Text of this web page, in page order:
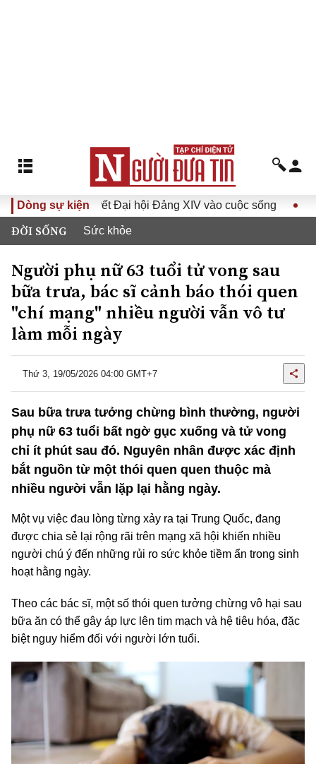
Dòng sự kiện
Nghị quyết Đại hội Đảng XIV vào cuộc sống Hướng
ĐỜI SỐNG Sức khỏe
Người phụ nữ 63 tuổi tử vong sau
bữa trưa, bác sĩ cảnh báo thói quen
"chí mạng" nhiều người vẫn vô tư
làm mỗi ngày
Thứ 3, 19/05/2026 04:00 GMT+7
Sau bữa trưa tưởng chừng bình thường, người
phụ nữ 63 tuổi bất ngờ gục xuống và tử vong
chỉ ít phút sau đó. Nguyên nhân được xác định
bắt nguồn từ một thói quen quen thuộc mà
nhiều người vẫn lặp lại hằng ngày.
Một vụ việc đau lòng từng xảy ra tại Trung Quốc, đang
được chia sẻ lại rộng rãi trên mạng xã hội khiến nhiều
người chú ý đến những rủi ro sức khỏe tiềm ẩn trong sinh
hoạt hằng ngày.
Theo các bác sĩ, một số thói quen tưởng chừng vô hại sau
bữa ăn có thể gây áp lực lên tim mạch và hệ tiêu hóa, đặc
biệt nguy hiểm đối với người lớn tuổi.